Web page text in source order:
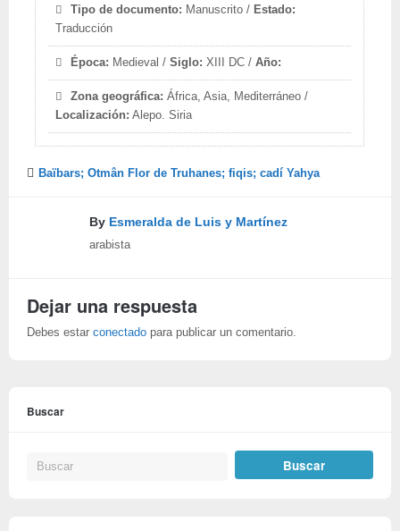
Tipo de documento: Manuscrito / Estado:
Traducción
Época: Medieval /Siglo: XIII DC /Año:
Zona geográfica: África, Asia, Mediterráneo /
Localización: Alepo. Siria
Baïbars; Otmân Flor de Truhanes; fiqis; cadí Yahya
By Esmeralda de Luis y Martínez
arabista
Dejar una respuesta
Debes estar conectado para publicar un comentario.
Buscar